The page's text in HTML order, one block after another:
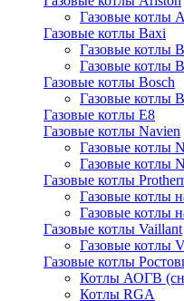
Газовые котлы
Газовые котлы Baxi
Газовые котлы
Газовые котлы
Газовые котлы Bosch
Газовые котлы
Газовые котлы E8
Газовые котлы Navien
Газовые котлы
Газовые котлы
Газовые котлы
Газовые котлы
Газовые котлы
Газовые котлы Vaillant
Газовые котлы
Газовые котлы
Котлы АОГВ
Котлы RGA